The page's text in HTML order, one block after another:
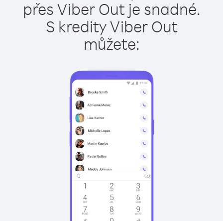
přes Viber Out je snadné.
S kredity Viber Out
můžete: